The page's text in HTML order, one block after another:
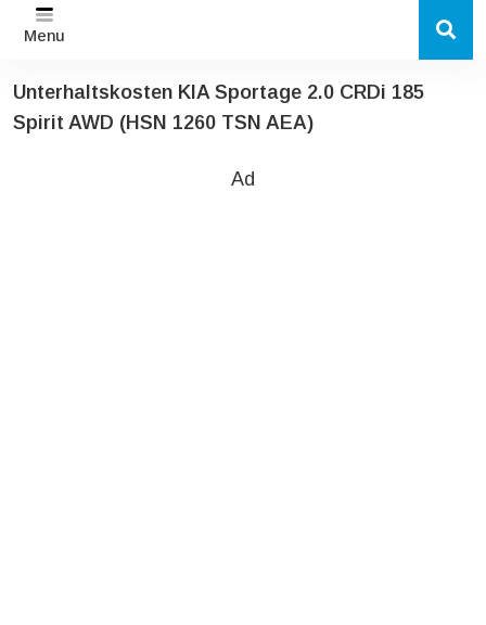
Menu
Unterhaltskosten KIA Sportage 2.0 CRDi 185
Spirit AWD (HSN 1260 TSN AEA)
Ad